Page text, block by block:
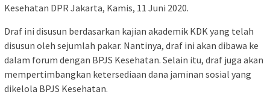
Kesehatan DPR Jakarta, Kamis, 11 Juni 2020.
Draf ini disusun berdasarkan kajian akademik KDK yang telah
disusun oleh sejumlah pakar. Nantinya, draf ini akan dibawa ke
dalam forum dengan BPJS Kesehatan. Selain itu, draf juga akan
mempertimbangkan ketersediaan dana jaminan sosial yang
dikelola BPJS Kesehatan.